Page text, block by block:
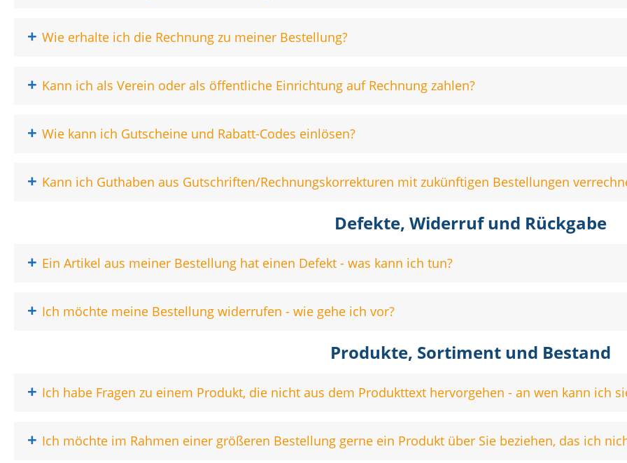
+ Wie erhalte ich die Rechnung zu meiner Bestellung?
+ Kann ich als Verein oder als öffentliche Einrichtung auf Rechnung zahlen?
+ Wie kann ich Gutscheine und Rabatt-Codes einlösen?
+ Kann ich Guthaben aus Gutschriften/Rechnungskorrekturen mit zukünftigen Bestellungen
Defekte, Widerruf und Rückgabe
+ Ein Artikel aus meiner Bestellung hat einen Defekt - was kann ich tun?
+ Ich möchte meine Bestellung widerrufen - wie gehe ich vor?
Produkte, Sortiment und Bestand
+ Ich habe Fragen zu einem Produkt, die nicht aus dem Produkttext hervorgehen - an wen kann ich
+ Ich möchte im Rahmen einer größeren Bestellung gerne ein Produkt über Sie beziehen, das ich